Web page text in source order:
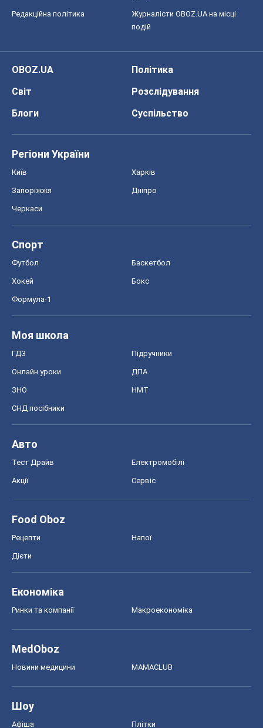
Редакційна політика
Журналісти OBOZ.UA на місці
подій
OBOZ.UA
Політика
Світ
Розслідування
Блоги
Суспільство
Регіони України
Київ Харків
Запоріжжя Дніпро
Черкаси
Спорт
Футбол Баскетбол
Хокей Бокс
Формула-1
Моя школа
ГДЗ Підручники
Онлайн уроки ДПА
ЗНО НМТ
СНД посібники
Авто
Тест Драйв Електромобілі
Акції Сервіс
Food Oboz
Рецепти Напої
Дієти
Економіка
Ринки та компанії Макроекономіка
MedOboz
Новини медицини MAMACLUB
Шоу
Афіша Плітки